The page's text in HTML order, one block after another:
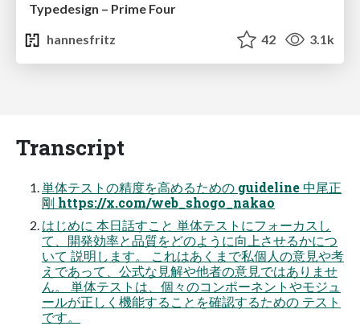
Typedesign – Prime Four
hannesfritz
42 3.1k
Transcript
単体テストの精度を高めるための guideline 中尾正
剛 https://x.com/web_shogo_nakao
はじめに 本日話すこと 単体テストにフォーカスし
て、開発効率と品質をどのように向上させるかにつ
いて 説明します。 これはあくまで私個人の意見や考
えであって、公式な見解や他者の意見ではありませ
ん。 単体テストは、個々のコンポーネントやモジュ
ールが正しく機能することを確認するための テスト
です。